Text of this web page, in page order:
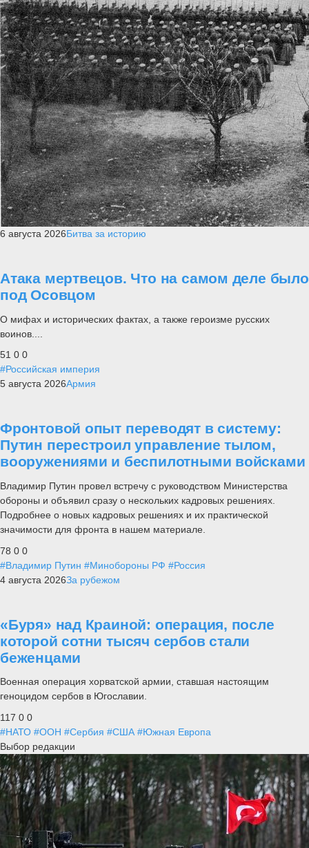
6 августа 2026Битва за историю
Атака мертвецов. Что на самом деле было
под Осовцом
О мифах и исторических фактах, а также героизме русских
воинов....
51 0 0
#Российская империя
5 августа 2026Армия
Фронтовой опыт переводят в систему:
Путин перестроил управление тылом,
вооружениями и беспилотными войсками
Владимир Путин провел встречу с руководством Министерства
обороны и объявил сразу о нескольких кадровых решениях.
Подробнее о новых кадровых решениях и их практической
значимости для фронта в нашем материале.
78 0 0
#Владимир Путин #Минобороны РФ #Россия
4 августа 2026За рубежом
«Буря» над Краиной: операция, после
которой сотни тысяч сербов стали
беженцами
Военная операция хорватской армии, ставшая настоящим
геноцидом сербов в Югославии.
117 0 0
#НАТО #ООН #Сербия #США #Южная Европа
Выбор редакции